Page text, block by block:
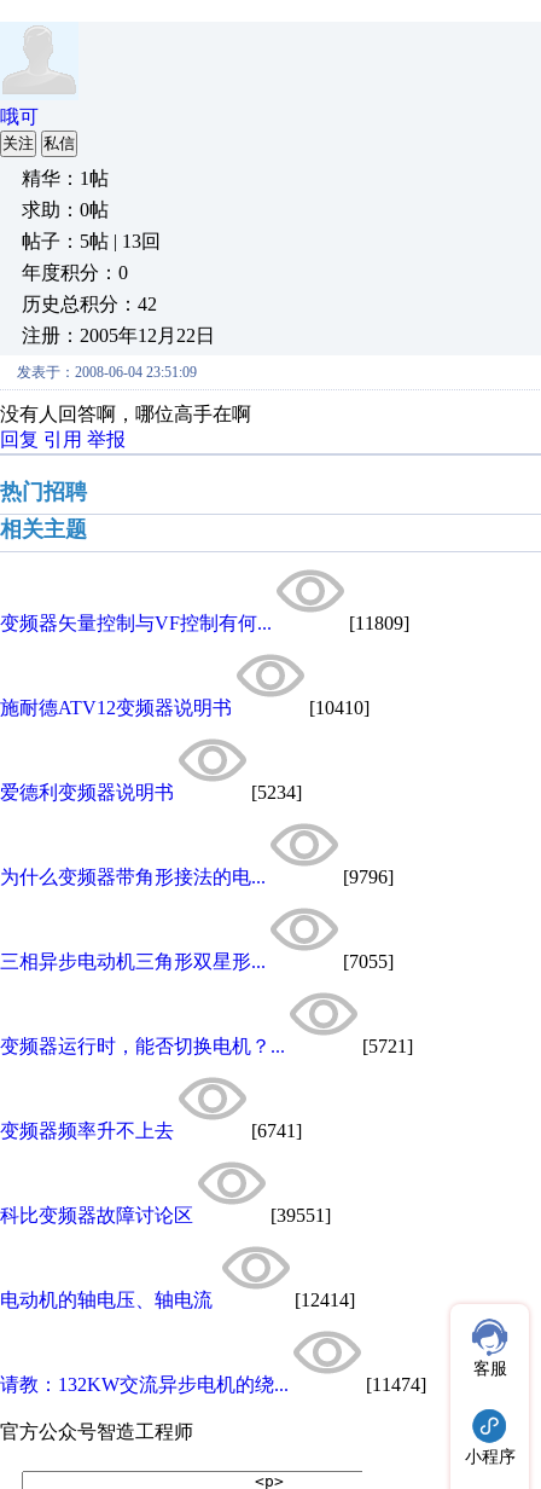
哦可
关注 私信
精华：1帖
求助：0帖
帖子：5帖 | 13回
年度积分：0
历史总积分：42
注册：2005年12月22日
发表于：2008-06-04 23:51:09
没有人回答啊，哪位高手在啊
回复 引用 举报
热门招聘
相关主题
变频器矢量控制与VF控制有何... [11809]
施耐德ATV12变频器说明书 [10410]
爱德利变频器说明书 [5234]
为什么变频器带角形接法的电... [9796]
三相异步电动机三角形双星形... [7055]
变频器运行时，能否切换电机？... [5721]
变频器频率升不上去 [6741]
科比变频器故障讨论区 [39551]
电动机的轴电压、轴电流 [12414]
请教：132KW交流异步电机的绕... [11474]
官方公众号智造工程师
客服
小程序